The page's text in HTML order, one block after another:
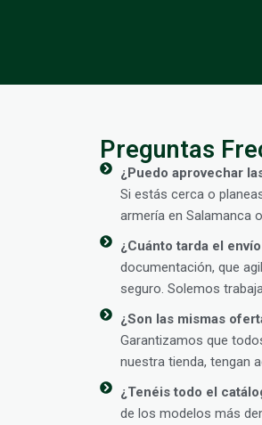
Preguntas
¿Puedo aprovechar
Si estás cerca o
armería en Salamanca
¿Cuánto tarda el
documentación, que
seguro. Solemos
¿Son las mismas
Garantizamos que
nuestra tienda, tengan
¿Tenéis todo el
de los modelos más